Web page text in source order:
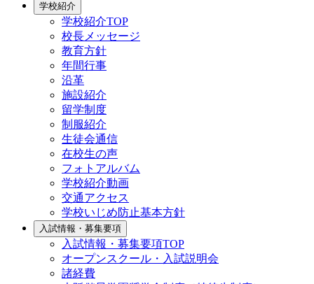
学校紹介
学校紹介TOP
校長メッセージ
教育方針
年間行事
沿革
施設紹介
留学制度
制服紹介
生徒会通信
在校生の声
フォトアルバム
学校紹介動画
交通アクセス
学校いじめ防止基本方針
入試情報・募集要項
入試情報・募集要項TOP
オープンスクール・入試説明会
諸経費